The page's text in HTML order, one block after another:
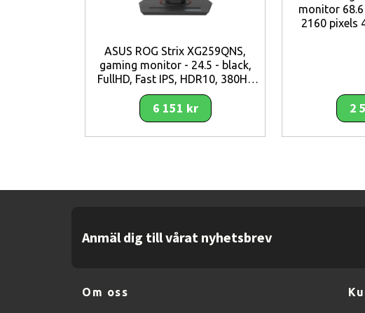
Bekväm även vid långvarig användning tack vare
Sammanfattning
Lenovo L32p-30 är en 31,5-tumsskärm med 4K-
som vill ha både produktivitet och underhållning på en
ASUS ROG Strix XG259QNS,
gaming monitor - 24.5 - black,
FullHD, Fast IPS, HDR10, 380Hz
panel
6 151 kr
monitor
2160 pixels
2
Anmäl dig till vårat nyhetsbrev
Om oss